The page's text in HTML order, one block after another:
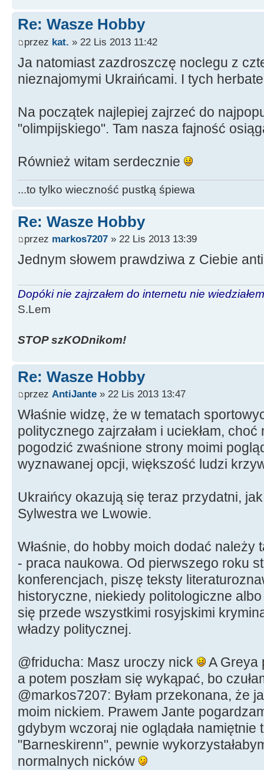
Re: Wasze Hobby
przez kat. » 22 Lis 2013 11:42
Ja natomiast zazdroszczę noclegu z
nieznajomymi Ukraińcami. I tych
Na początek najlepiej zajrzeć do
"olimpijskiego". Tam nasza fajność
Również witam serdecznie
...to tylko wieczność pustką śpiewa
Re: Wasze Hobby
przez markos7207 » 22 Lis 2013 13:39
Jednym słowem prawdziwa z Ciebie
Dopóki nie zajrzałem do internetu nie
S.Lem
STOP szKODnikom!
Re: Wasze Hobby
przez AntiJante » 22 Lis 2013 13:47
Właśnie widzę, że w tematach
politycznego zajrzałam i uciekłam, choć
pogodzić zwaśnione strony moimi
wyznawanej opcji, większość ludzi
Ukraińcy okazują się teraz przydatni,
Sylwestra we Lwowie.
Właśnie, do hobby moich dodać należy
- praca naukowa. Od pierwszego roku
konferencjach, piszę teksty
historyczne, niekiedy politologiczne
się przede wszystkimi rosyjskimi
władzy politycznej.
@friducha: Masz uroczy nick
A Greya
a potem poszłam się wykąpać, bo
@markos7207: Byłam przekonana, że
moim nickiem. Prawem Jante
gdybym wczoraj nie oglądała namiętnie
"Barneskirenn", pewnie
normalnych nicków